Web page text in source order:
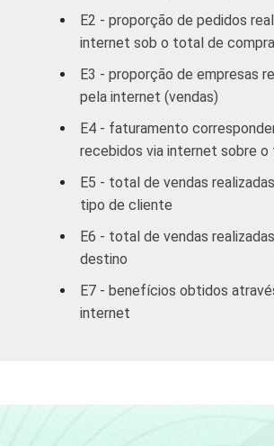
Construção /
Alojamento e
Alimentação /
Transporte,
armazenagem
comunicações
Outros
coletivos
1Base: 1.878 empresas que
sem os grupos 90 e 91.
E2 - proporção de pedidos
internet sob o total de
E3 - proporção de empresas
pela internet (vendas)
E4 - faturamento
recebidos via internet sobre
E5 - total de vendas
tipo de cliente
E6 - total de vendas
destino
E7 - benefícios obtidos
internet